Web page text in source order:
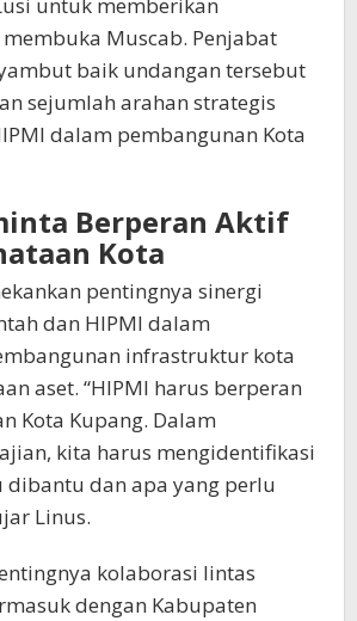
Muscab. Penjabat
baik undangan tersebut
sejumlah arahan strategis
dalam pembangunan Kota
Berperan Aktif
Kota
pentingnya sinergi
dan HIPMI dalam
infrastruktur kota
aset. “HIPMI harus berperan
Kota Kupang. Dalam
kita harus mengidentifikasi
dibantu dan apa yang perlu
Linus.
kolaborasi lintas
dengan Kabupaten